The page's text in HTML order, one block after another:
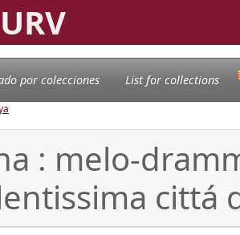
por colecciones List for collections
: melo-
cittá